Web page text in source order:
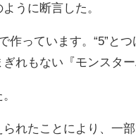
うに断言した。
作っています。“5”と
れもない『モンスタ
れたことにより、一